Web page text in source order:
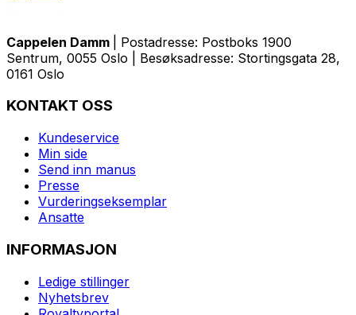
Cappelen Damm
| Postadresse: Postboks 1900
Sentrum, 0055 Oslo | Besøksadresse: Stortingsgata 28,
0161 Oslo
KONTAKT OSS
Kundeservice
Min side
Send inn manus
Presse
Vurderingseksemplar
Ansatte
INFORMASJON
Ledige stillinger
Nyhetsbrev